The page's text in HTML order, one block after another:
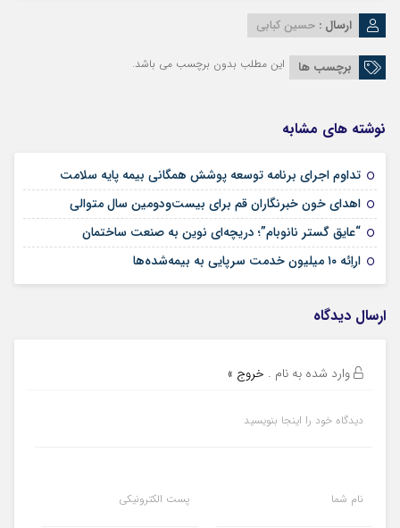
ارسال : حسین کبابی
برچسب ها این مطلب بدون برچسب می باشد.
نوشته های مشابه
تداوم اجرای برنامه توسعه پوشش همگانی بیمه پایه سلامت
اهدای خون خبرنگاران قم برای بیست‌ودومین سال متوالی
“عایق گستر نانوبام”؛ دریچه‌ای نوین به صنعت ساختمان
اراِئه ۱۰ میلیون خدمت سرپایی به بیمه‌شده‌ها
ارسال دیدگاه
وارد شده به نام . خروج »
دیدگاه خود را اینجا بنویسید
نام شما پست الکترونیکی